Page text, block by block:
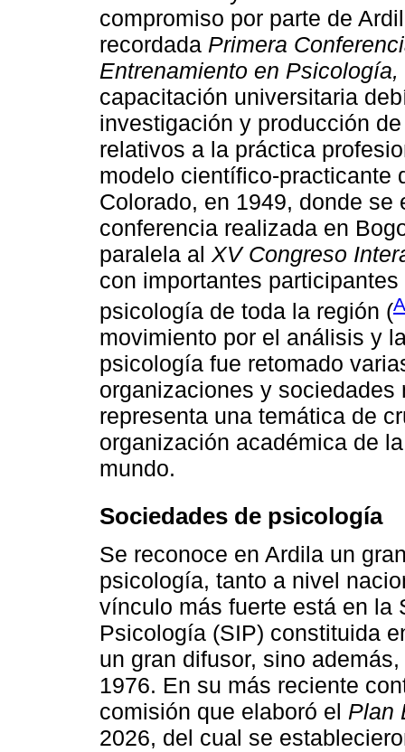
compromiso por parte de
recordada Primera
Entrenamiento en Psicología,
capacitación universitaria
investigación y producción
relativos a la práctica
modelo científico-practicante
Colorado, en 1949, donde
conferencia realizada en
paralela al XV Congreso
con importantes
psicología de toda la región (
movimiento por el análisis y
psicología fue retomado
organizaciones y
representa una temática de
organización académica de
mundo.
Sociedades de psicología
Se reconoce en Ardila un
psicología, tanto a nivel
vínculo más fuerte está en la
Psicología (SIP) constituida
un gran difusor, sino
1976. En su más reciente
comisión que elaboró el Plan
2026, del cual se